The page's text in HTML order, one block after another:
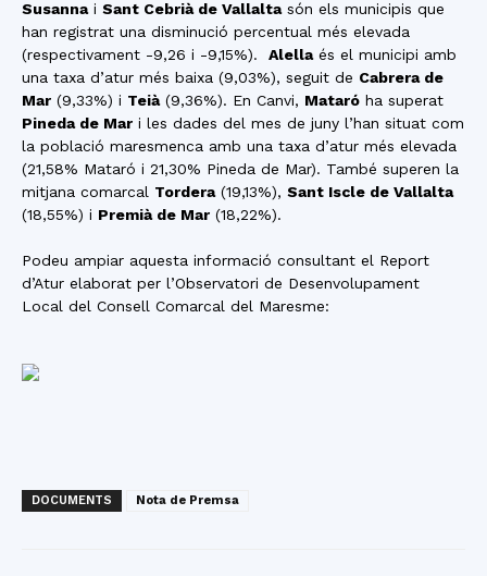
Susannai Sant Cebrià de Vallaltasón els municipis que
han registrat una disminució percentual més elevada
(respectivament -9,26 i -9,15%). Alellaés el municipi amb
una taxa d’atur més baixa (9,03%), seguit de Cabrera de
Mar (9,33%) i Teià(9,36%). En Canvi, Mataró ha superat
Pineda de Mar i les dades del mes de juny l’han situat com
la població maresmenca amb una taxa d’atur més elevada
(21,58% Mataró i 21,30% Pineda de Mar). També superen la
mitjana comarcal Tordera(19,13%), Sant Iscle de Vallalta
(18,55%) i Premià de Mar (18,22%).
Podeu ampiar aquesta informació consultant el Report
d’Atur elaborat per l’Observatori de Desenvolupament
Local del Consell Comarcal del Maresme:
DOCUMENTS Nota de Premsa